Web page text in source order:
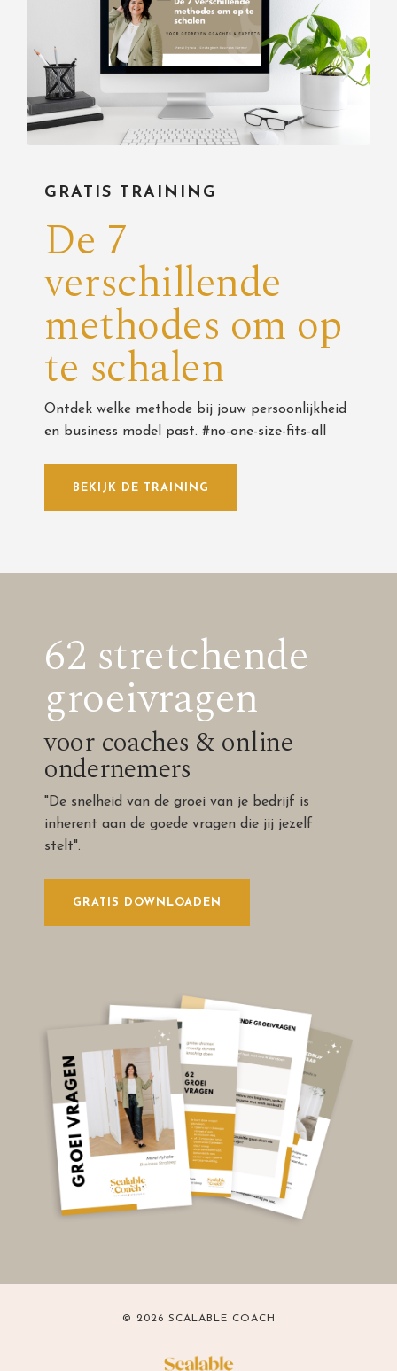
GRATIS TRAINING
De 7
verschillende
methodes om op
te schalen
Ontdek welke methode bij jouw persoonlijkheid
en business model past. #no-one-size-fits-all
BEKIJK DE TRAINING
62 stretchende
groeivragen
voor coaches & online
ondernemers
"De snelheid van de groei van je bedrijf is
inherent aan de goede vragen die jij jezelf
stelt".
GRATIS DOWNLOADEN
© 2026 SCALABLE COACH